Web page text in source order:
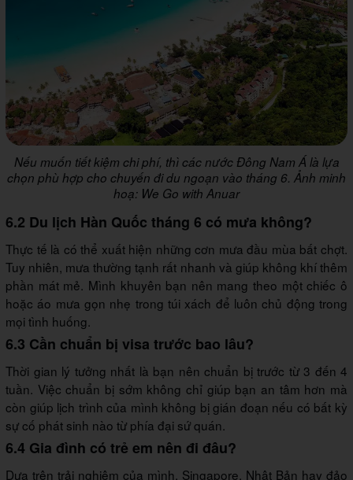
Nếu muốn tiết kiệm chi phí, thì các nước Đông Nam Á là lựa
chọn phù hợp cho chuyến đi du ngoạn vào tháng 6. Ảnh minh
hoạ: We Go with Anuar
6.2 Du lịch Hàn Quốc tháng 6 có mưa không?
Thực tế là có thể xuất hiện những cơn mưa đầu mùa bất chợt.
Tuy nhiên, mưa thường tạnh rất nhanh và giúp không khí thêm
phần mát mẻ. Mình khuyên bạn nên mang theo một chiếc ô
hoặc áo mưa gọn nhẹ trong túi xách để luôn chủ động trong
mọi tình huống.
6.3 Cần chuẩn bị visa trước bao lâu?
Thời gian lý tưởng nhất là bạn nên chuẩn bị trước từ 3 đến 4
tuần. Việc chuẩn bị sớm không chỉ giúp bạn an tâm hơn mà
còn giúp lịch trình của mình không bị gián đoạn nếu có bất kỳ
sự cố phát sinh nào từ phía đại sứ quán.
6.4 Gia đình có trẻ em nên đi đâu?
Dựa trên trải nghiệm của mình, Singapore, Nhật Bản hay đảo